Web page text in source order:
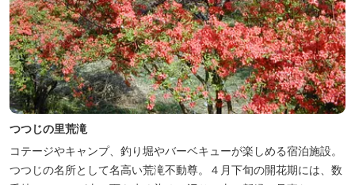
つつじの里荒滝
コテージやキャンプ、釣り堀やバーベキューが楽しめる宿泊施設。
つつじの名所として名高い荒滝不動尊。４月下旬の開花期には、数